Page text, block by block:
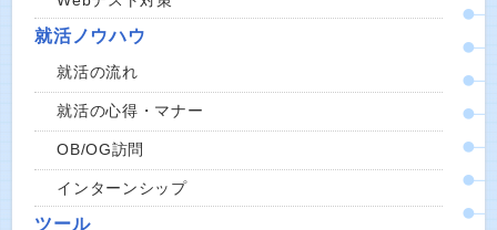
就活ノウハウ
就活の流れ
就活の心得・マナー
OB/OG訪問
インターンシップ
ツール